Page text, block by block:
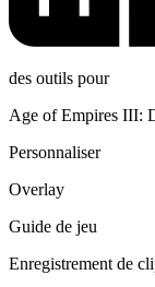
des outils pour
Age of Empires III:
Personnaliser
Overlay
Guide de jeu
Enregistrement de